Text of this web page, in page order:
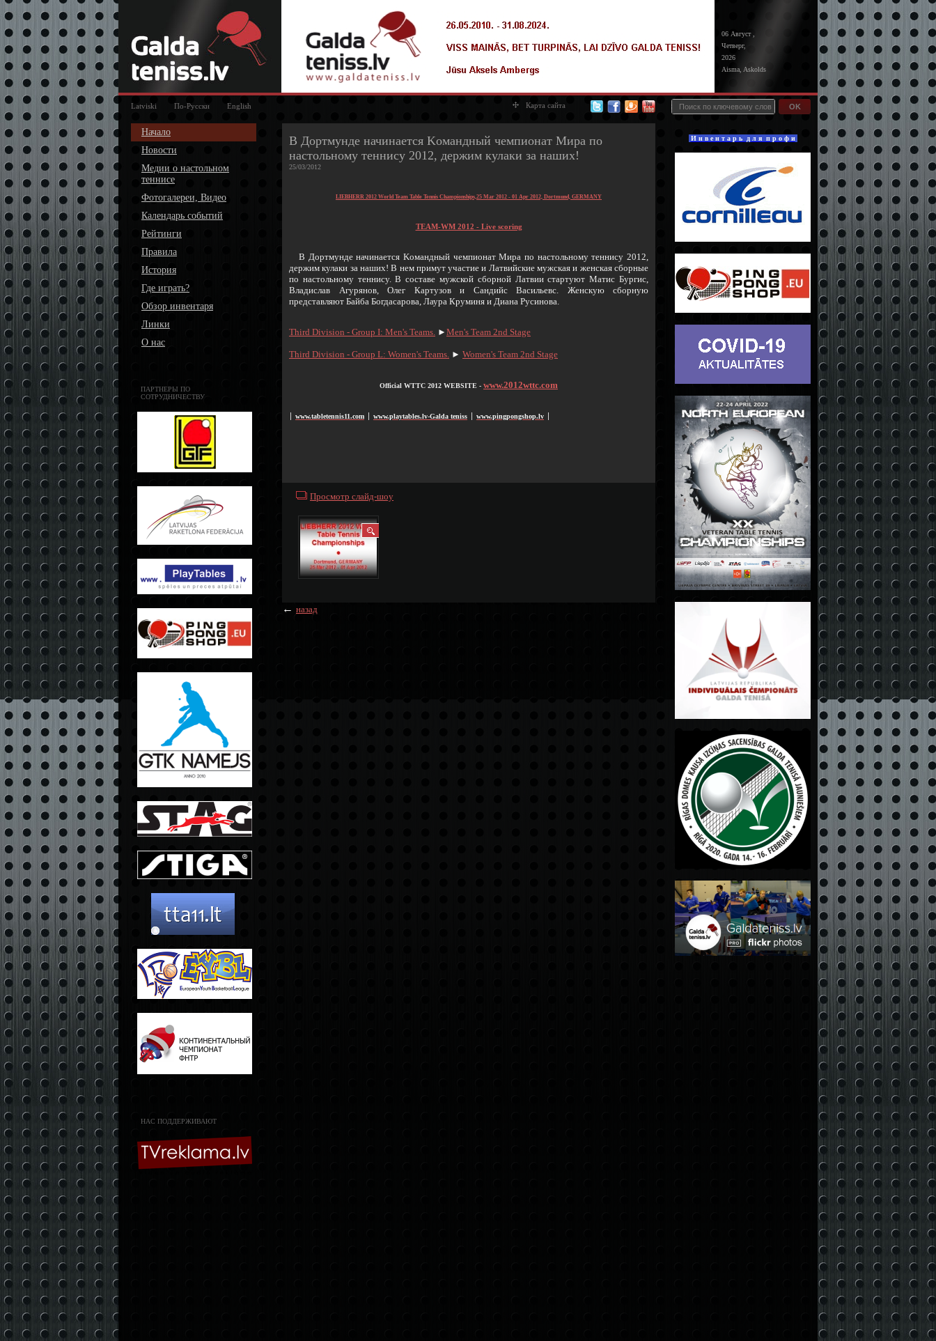
06 Август ,
Четверг,
2026
Aisma, Askolds
OK
Latviski По-Русски English Карта сайта
Начало
Новости
Медии о настольном
теннисе
Фотогалереи, Видео
Календарь событий
Рейтинги
Правила
История
Где играть?
Обзор инвентаря
Линки
О нас
ПАРТНЕРЫ ПО
СОТРУДНИЧЕСТВУ
НАС ПОДДЕРЖИВАЮТ
В Дортмунде начинается Kомандный чемпионат Мира по
настольному теннису 2012, держим кулаки за наших!
25/03/2012
LIEBHERR 2012 World Team Table Tennis Championships,25 Mar 2012 - 01 Apr 2012, Dortmund, GERMANY
TEAM-WM 2012 - Live scoring
В Дортмунде начинается Kомандный чемпионат Мира по настольному теннису 2012,
держим кулаки за наших! В нем примут участие и Латвийские мужская и женская сборные
по настольному теннису. В составе мужской сборной Латвии стартуют Матис Бургис,
Владислав Агурянов, Олег Картузов и Сандийс Васильевс. Женскую сборную
представляют Байба Богдасарова, Лаура Круминя и Диана Русинова.
Third Division - Group I: Men's Teams. ► Men's Team 2nd Stage
Third Division - Group L: Women's Teams. ► Women's Team 2nd Stage
Official WTTC 2012 WEBSITE - www.2012wttc.com
www.tabletennis11.com www.playtables.lv-Galda teniss www.pingpongshop.lv
Просмотр слайд-шоу
← назад
И н в е н т а р ь д л я п р о ф и